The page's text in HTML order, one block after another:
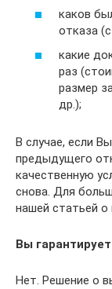
каков
отказа
какие
раз
размер
др.);
В случае, если
предыдущего
качественную
снова. Для
нашей статьей о
Вы
Нет. Решение о